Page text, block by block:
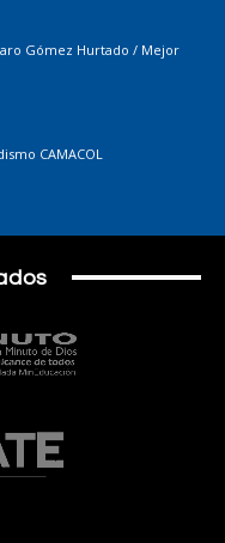
Gómez Hurtado / Mejor
CAMACOL